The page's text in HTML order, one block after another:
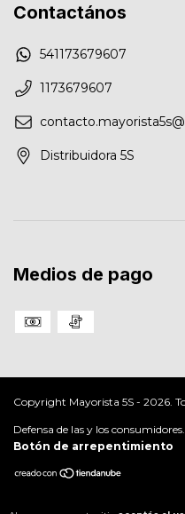
Contactános
541173679607
1173679607
Distribuidora 5S
Medios de pago
Copyright Mayorista 5S - 2026.
Defensa de las y los
Botón de arrepentimiento